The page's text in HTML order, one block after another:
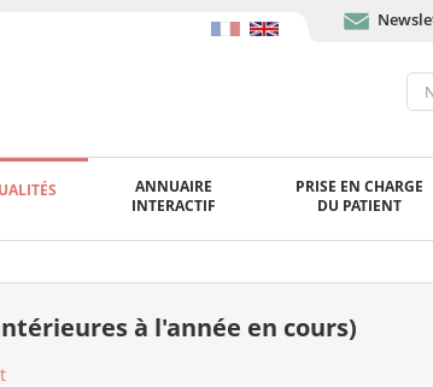
ANNUAIRE
INTERACTIF
PRISE EN CHARGE
DU PATIENT
à l'année en cours)